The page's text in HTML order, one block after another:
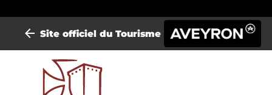
Site officiel du Tourisme